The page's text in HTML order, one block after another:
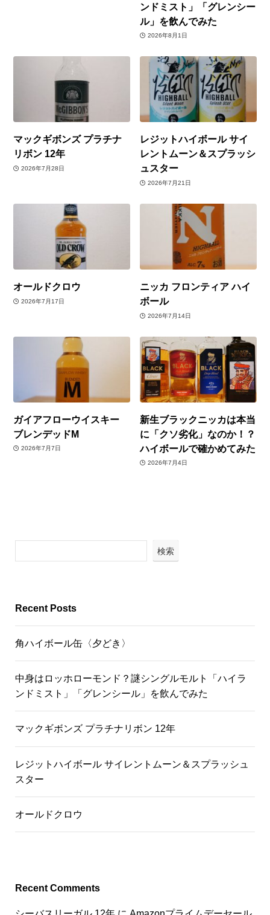
ンドミスト」「グレンシー
ル」を飲んでみた
2026年8月1日
マックギボンズ プラチナ
リボン 12年
2026年7月28日
レジットハイボール サイ
レントムーン＆スプラッシ
ュスター
2026年7月21日
オールドクロウ
2026年7月17日
ニッカ フロンティア ハイ
ボール
2026年7月14日
ガイアフローウイスキー
ブレンデッドM
2026年7月7日
新生ブラックニッカは本当
に「クソ劣化」なのか！？
ハイボールで確かめてみた
2026年7月4日
検索
Recent Posts
角ハイボール缶〈夕どき〉
中身はロッホローモンド？謎シングルモルト「ハイラ
ンドミスト」「グレンシール」を飲んでみた
マックギボンズ プラチナリボン 12年
レジットハイボール サイレントムーン＆スプラッシュ
スター
オールドクロウ
Recent Comments